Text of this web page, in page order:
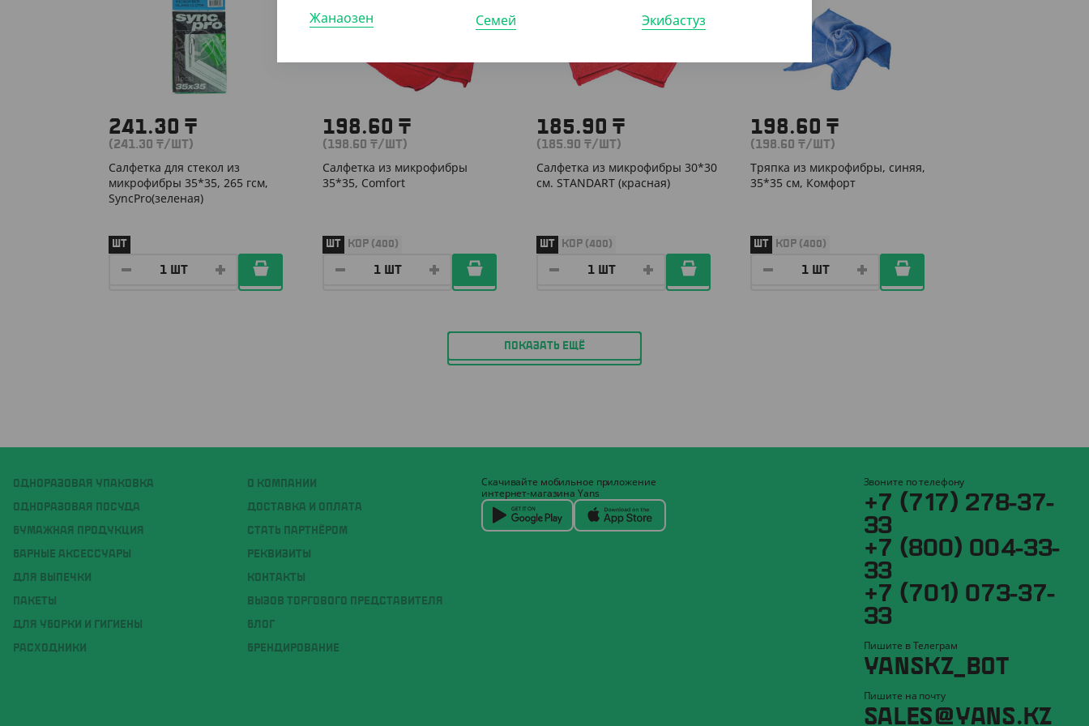
241.30 ₸
(241.30 ₸/ШТ)
Салфетка для стекол из
микрофибры 35*35, 265 гсм,
SyncPro(зеленая)
ШТ
198.60 ₸
(198.60 ₸/ШТ)
Салфетка из микрофибры
35*35, Comfort
ШТ КОР (400)
185.90 ₸
(185.90 ₸/ШТ)
Салфетка из микрофибры 30*30
см. STANDART (красная)
ШТ КОР (400)
198.60 ₸
(198.60 ₸/ШТ)
Тряпка из микрофибры, синяя,
35*35 см, Комфорт
ШТ КОР (400)
ПОКАЗАТЬ ЕЩЁ
ОДНОРАЗОВАЯ УПАКОВКА
ОДНОРАЗОВАЯ ПОСУДА
БУМАЖНАЯ ПРОДУКЦИЯ
БАРНЫЕ АКСЕССУАРЫ
ДЛЯ ВЫПЕЧКИ
ПАКЕТЫ
ДЛЯ УБОРКИ И ГИГИЕНЫ
РАСХОДНИКИ
О КОМПАНИИ
ДОСТАВКА И ОПЛАТА
СТАТЬ ПАРТНЁРОМ
РЕКВИЗИТЫ
КОНТАКТЫ
ВЫЗОВ ТОРГОВОГО ПРЕДСТАВИТЕЛЯ
БЛОГ
БРЕНДИРОВАНИЕ
Скачивайте мобильное приложение
интернет-магазина Yans
Звоните по телефону
+7 (717) 278-37-
33
+7 (800) 004-33-
33
+7 (701) 073-37-
33
Пишите в Телеграм
YANSKZ_BOT
Пишите на почту
SALES@YANS.KZ
Жанаозен
Семей
Экибастуз